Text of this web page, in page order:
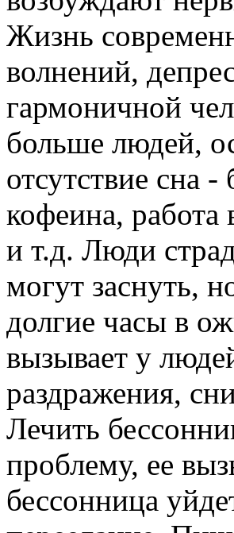
Жизнь
волнений,
гармоничной
больше людей,
отсутствие сна
кофеина, работа
и т.д. Люди
могут заснуть,
долгие часы в
вызывает у
раздражения,
Лечить
проблему, ее
бессонница